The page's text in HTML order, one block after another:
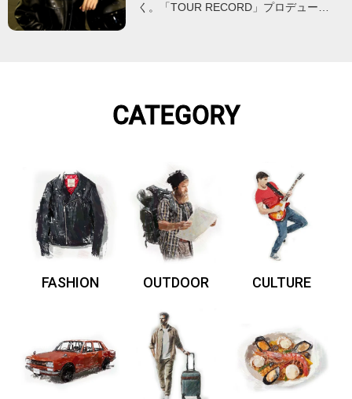
く。「TOUR RECORD」プロデュー…
CATEGORY
FASHION OUTDOOR CULTURE